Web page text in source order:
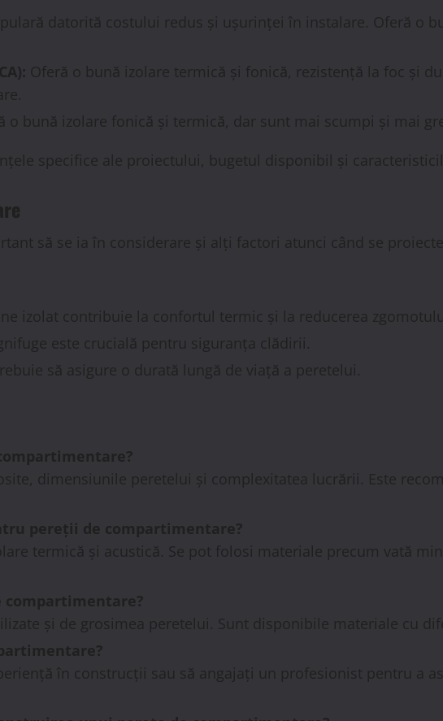
datorită costului redus și ușurinței în instalare. Oferă o
Oferă o bună izolare termică și fonică, rezistență la foc și
o bună izolare fonică și termică, dar sunt mai scumpi și mai
specifice ale proiectului, bugetul disponibil și
să se ia în considerare și alți factori atunci când se
izolat contribuie la confortul termic și la reducerea
este crucială pentru siguranța clădirii.
să asigure o durată lungă de viață a peretelui.
dimensiunile peretelui și complexitatea lucrării. Este
pereții de compartimentare?
termică și acustică. Se pot folosi materiale precum vată
compartimentare?
și de grosimea peretelui. Sunt disponibile materiale cu
în construcții sau să angajați un profesionist pentru a